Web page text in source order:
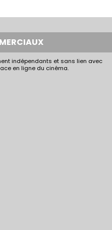
indépendants et sans lien avec
en ligne du cinéma.